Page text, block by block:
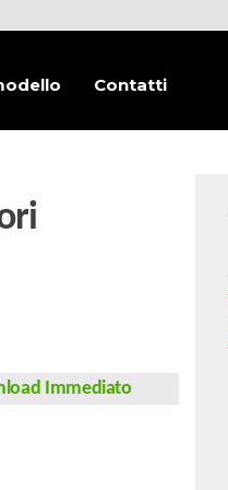
Contatti
Immediato